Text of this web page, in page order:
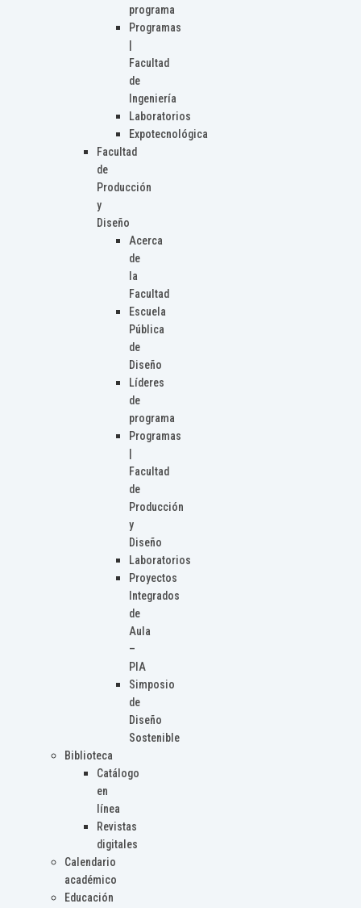
programa
Programas
Facultad
de
Ingeniería
Laboratorios
Expotecnológica
Facultad
de
Producción
y
Diseño
Acerca
de
la
Facultad
Escuela
Pública
de
Diseño
Líderes
de
programa
Programas
Facultad
de
Producción
y
Diseño
Laboratorios
Proyectos
Integrados
de
Aula
–
PIA
Simposio
de
Diseño
Sostenible
Biblioteca
Catálogo
en
línea
Revistas
digitales
Calendario
académico
Educación